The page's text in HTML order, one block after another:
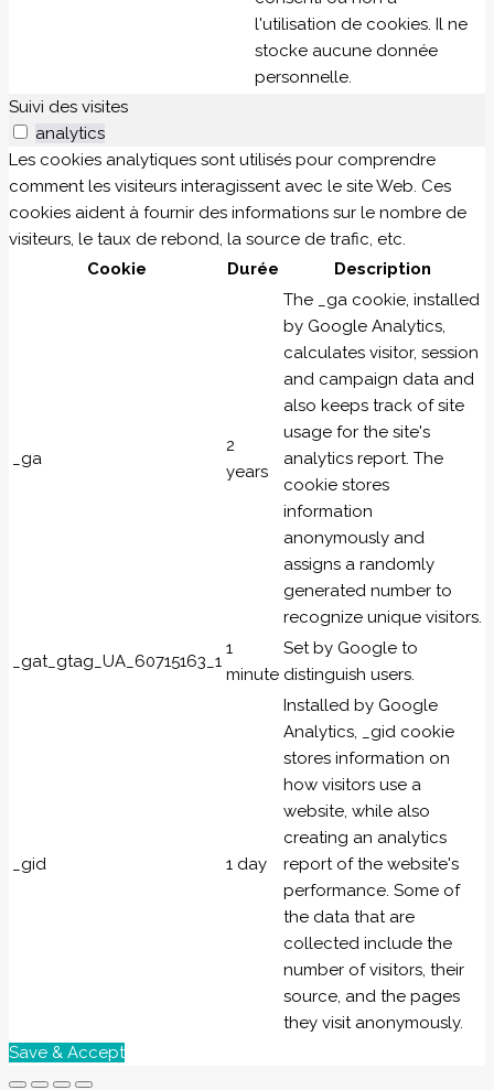
l'utilisation de cookies. Il ne
stocke aucune donnée
personnelle.
Suivi des visites
analytics
Les cookies analytiques sont utilisés pour comprendre
comment les visiteurs interagissent avec le site Web. Ces
cookies aident à fournir des informations sur le nombre de
visiteurs, le taux de rebond, la source de trafic, etc.
Cookie
Durée Description
_ga
2
years
The _ga cookie, installed
by Google Analytics,
calculates visitor, session
and campaign data and
also keeps track of site
usage for the site's
analytics report. The
cookie stores
information
anonymously and
assigns a randomly
generated number to
recognize unique visitors.
_gat_gtag_UA_60715163_1
1
minute
Set by Google to
distinguish users.
_gid 1 day
Installed by Google
Analytics, _gid cookie
stores information on
how visitors use a
website, while also
creating an analytics
report of the website's
performance. Some of
the data that are
collected include the
number of visitors, their
source, and the pages
they visit anonymously.
Save & Accept